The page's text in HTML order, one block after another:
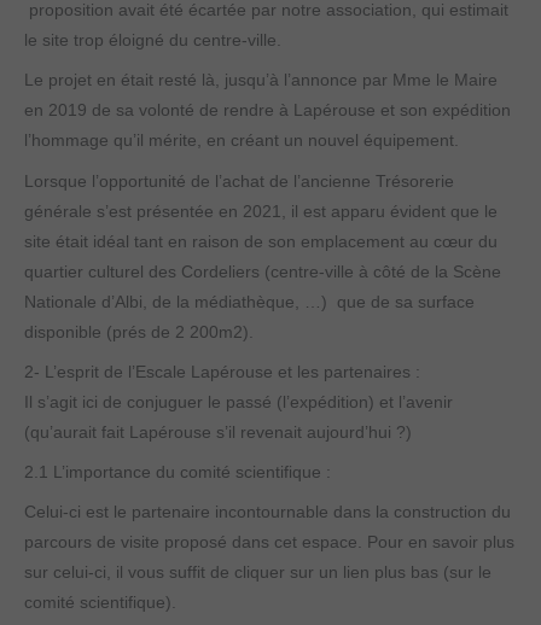
proposition avait été écartée par notre association, qui estimait
le site trop éloigné du centre-ville.
Le projet en était resté là, jusqu’à l’annonce par Mme le Maire
en 2019 de sa volonté de rendre à Lapérouse et son expédition
l’hommage qu’il mérite, en créant un nouvel équipement.
Lorsque l’opportunité de l’achat de l’ancienne Trésorerie
générale s’est présentée en 2021, il est apparu évident que le
site était idéal tant en raison de son emplacement au cœur du
quartier culturel des Cordeliers (centre-ville à côté de la Scène
Nationale d’Albi, de la médiathèque, …) que de sa surface
disponible (prés de 2 200m2).
2- L’esprit de l’Escale Lapérouse et les partenaires :
Il s’agit ici de conjuguer le passé (l’expédition) et l’avenir
(qu’aurait fait Lapérouse s’il revenait aujourd’hui ?)
2.1 L’importance du comité scientifique :
Celui-ci est le partenaire incontournable dans la construction du
parcours de visite proposé dans cet espace. Pour en savoir plus
sur celui-ci, il vous suffit de cliquer sur un lien plus bas (sur le
comité scientifique).